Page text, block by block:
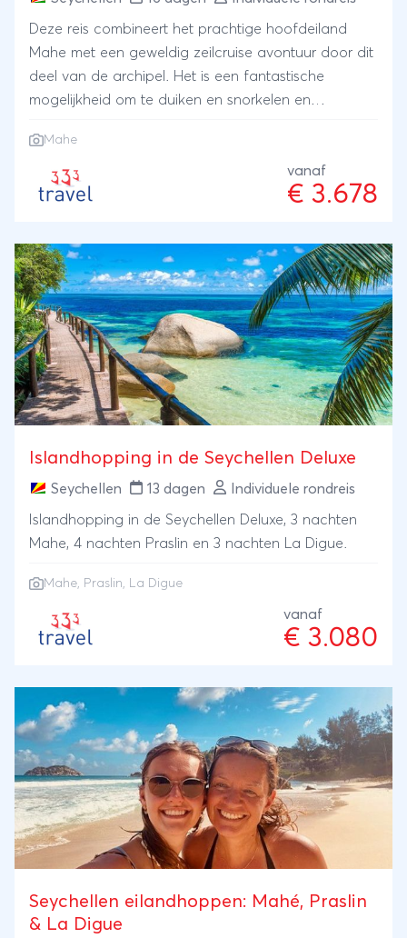
Deze reis combineert het prachtige hoofdeiland
Mahe met een geweldig zeilcruise avontuur door dit
deel van de archipel. Het is een fantastische
mogelijkheid om te duiken en snorkelen en
Mahe
vanaf
€ 3.678
Islandhopping in de Seychellen Deluxe
Seychellen 13 dagen Individuele rondreis
Islandhopping in de Seychellen Deluxe, 3 nachten
Mahe, 4 nachten Praslin en 3 nachten La Digue.
Mahe, Praslin, La Digue
vanaf
€ 3.080
Seychellen eilandhoppen: Mahé, Praslin
& La Digue